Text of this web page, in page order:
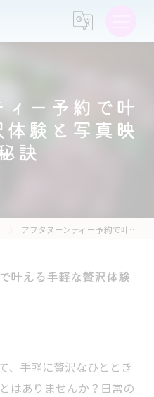
ー予約で叶
験と写真映
訣
アフタヌーンティー予約で叶える手軽な贅沢体験と写真映えの秘訣
叶える手軽な贅沢体験
、手軽に贅沢なひととき
はありませんか？日常の